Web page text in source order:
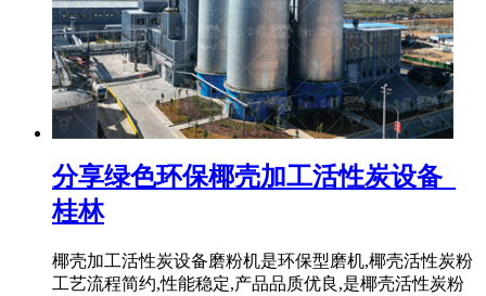
分享绿色环保椰壳加工活性炭设备_
桂林
椰壳加工活性炭设备磨粉机是环保型磨机,椰壳活性炭粉
工艺流程简约,性能稳定,产品品质优良,是椰壳活性炭粉